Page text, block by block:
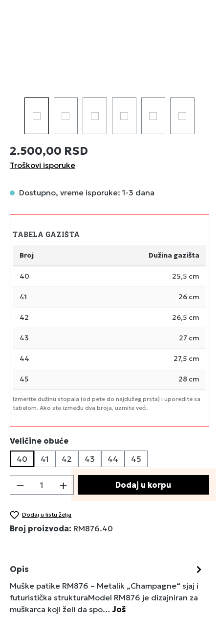
2.500,00 RSD
Troškovi isporuke
Dostupno, vreme isporuke: 1-3 dana
TABELA GAZIŠTA
Broj Dužina gazišta
40 25,5 cm
41 26 cm
42 26,5 cm
43 27 cm
44 27,5 cm
45 28 cm
Izmerite dužinu stopala (od pete do najdužeg prsta) i uporedite sa
tabelom. Ako ste između dva broja, uzmite veći.
Izaberi
Veličine obuće
40
41 42 43 44 45
Količina proizvoda: Unesite željenu
Dodaj u korpu
Dodaj u listu želja
Broj proizvoda: RM876.40
Opis
Muške patike RM876 – Metalik „Champagne“ sjaj i
futuristička strukturaModel RM876 je dizajniran za
muškarca koji želi da spo…Još